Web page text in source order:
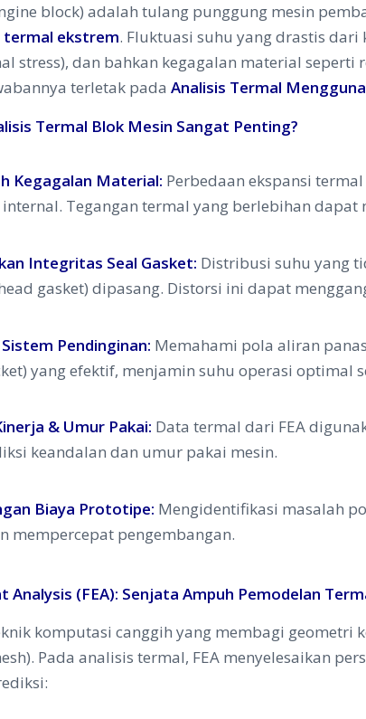
block) adalah tulang punggung mesin
termal ekstrem. Fluktuasi suhu yang drastis
stress), dan bahkan kegagalan material
terletak pada Analisis Termal
Termal Blok Mesin Sangat Penting?
Kegagalan Material: Perbedaan ekspansi
Tegangan termal yang berlebihan
Integritas Seal Gasket: Distribusi suhu yang
gasket) dipasang. Distorsi ini dapat
Pendinginan: Memahami pola aliran
yang efektif, menjamin suhu operasi optimal
& Umur Pakai: Data termal dari FEA
keandalan dan umur pakai mesin.
Biaya Prototipe: Mengidentifikasi masalah
mempercepat pengembangan.
Analysis (FEA): Senjata Ampuh Pemodelan
komputasi canggih yang membagi
Pada analisis termal, FEA menyelesaikan